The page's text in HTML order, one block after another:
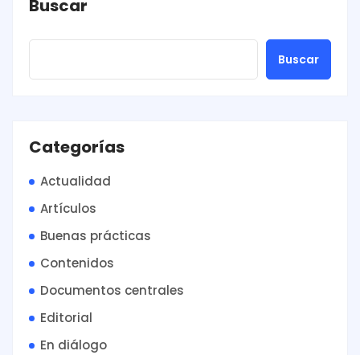
Buscar
Buscar
Categorías
Actualidad
Artículos
Buenas prácticas
Contenidos
Documentos centrales
Editorial
En diálogo